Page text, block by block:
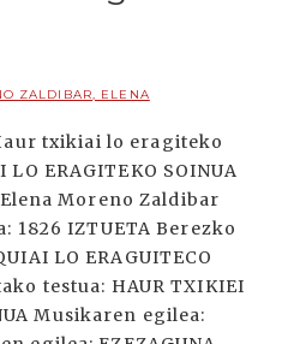
ZALDIBAR, ELENA
txikiai lo eragiteko
ERAGITEKO SOINUA
Moreno Zaldibar
1826 IZTUETA Berezko
LO ERAGUITECO
testua: HAUR TXIKIEI
Musikaren egilea: